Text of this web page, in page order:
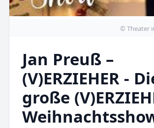
© Theater
Jan Preuß –
(V)ERZIEHER -
große